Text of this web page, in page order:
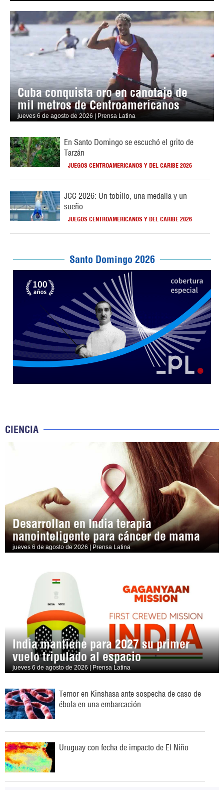
Cuba conquista oro en canotaje de
mil metros de Centroamericanos
jueves 6 de agosto de 2026 | Prensa Latina
En Santo Domingo se escuchó el grito de
Tarzán
JUEGOS CENTROAMERICANOS Y DEL CARIBE 2026
JCC 2026: Un tobillo, una medalla y un
sueño
JUEGOS CENTROAMERICANOS Y DEL CARIBE 2026
Santo Domingo 2026
CIENCIA
Desarrollan en India terapia
nanointeligente para cáncer de mama
jueves 6 de agosto de 2026 | Prensa Latina
India mantiene para 2027 su primer
vuelo tripulado al espacio
jueves 6 de agosto de 2026 | Prensa Latina
Temor en Kinshasa ante sospecha de caso de
ébola en una embarcación
Uruguay con fecha de impacto de El Niño